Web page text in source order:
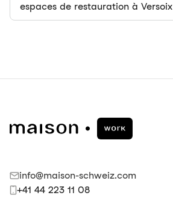
espaces de restauration à Versoix
info@maison-schweiz.com
+41 44 223 11 08